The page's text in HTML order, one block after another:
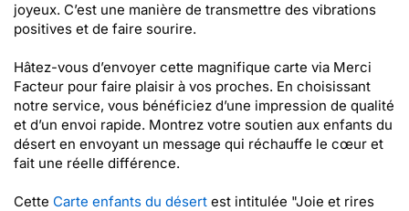
joyeux. C’est une manière de transmettre des vibrations
positives et de faire sourire.
Hâtez-vous d’envoyer cette magnifique carte via Merci
Facteur pour faire plaisir à vos proches. En choisissant
notre service, vous bénéficiez d’une impression de qualité
et d’un envoi rapide. Montrez votre soutien aux enfants du
désert en envoyant un message qui réchauffe le cœur et
fait une réelle différence.
Cette Carte enfants du désert est intitulée "Joie et rires